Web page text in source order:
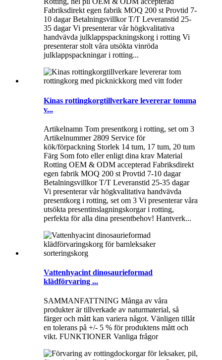
Fabriksdirekt egen fabrik MOQ 200 st Provtid 7-
10 dagar Betalningsvillkor T/T Leveranstid 25-
35 dagar Vi presenterar vår högkvalitativa
handvävda julklappspackningskorg i rotting Vi
presenterar stolt våra utsökta vinröda
julklappspackningar i rotting...
Kinas rottingkorgtillverkare levererar tomma
v...
Artikelnamn Tom presentkorg i rotting, set om 3
Artikelnummer 2809 Service för
kök/förpackning Storlek 14 tum, 17 tum, 20 tum
Färg Som foto eller enligt dina krav Material
Rotting OEM & ODM accepterad Fabriksdirekt
egen fabrik MOQ 200 st Provtid 7-10 dagar
Betalningsvillkor T/T Leveranstid 25-35 dagar
Vi presenterar vår högkvalitativa handvävda
presentkorg i rotting, set om 3 Vi presenterar våra
utsökta presentinslagningskorgar i rotting,
perfekta för alla dina presentbehov! Hantverk...
Vattenhyacint dinosaurieformad
klädförvaring ...
SAMMANFATTNING Många av våra
produkter är tillverkade av naturmaterial, så
färger och mått kan variera något. Vänligen tillåt
en tolerans på +/- 5 % för produktens mått och
vikt. FUNKTIONER Vanliga frågor